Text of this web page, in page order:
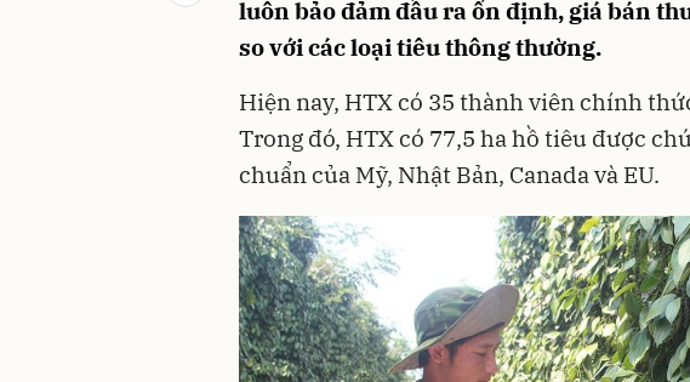
luôn bảo đảm đầu ra ổn định, giá bán
so với các loại tiêu thông thường.
Hiện nay, HTX có 35 thành viên chính
Trong đó, HTX có 77,5 ha hồ tiêu được
chuẩn của Mỹ, Nhật Bản, Canada và EU.